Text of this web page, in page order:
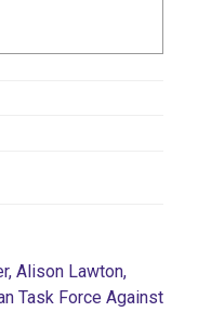
Alison Lawton,
Task Force Against